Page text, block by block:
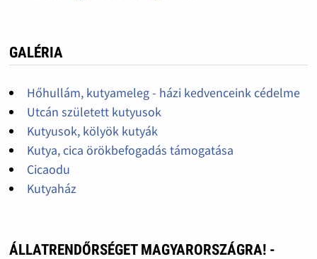
GALÉRIA
Hőhullám, kutyameleg - házi kedvenceink cédelme
Utcán született kutyusok
Kutyusok, kölyök kutyák
Kutya, cica örökbefogadás támogatása
Cicaodu
Kutyaház
ÁLLATRENDŐRSÉGET MAGYARORSZÁGRA! -